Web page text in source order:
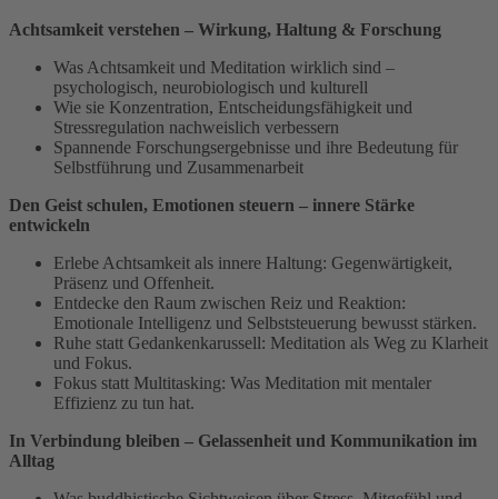
Achtsamkeit verstehen – Wirkung, Haltung & Forschung
Was Achtsamkeit und Meditation wirklich sind –
psychologisch, neurobiologisch und kulturell
Wie sie Konzentration, Entscheidungsfähigkeit und
Stressregulation nachweislich verbessern
Spannende Forschungsergebnisse und ihre Bedeutung für
Selbstführung und Zusammenarbeit
Den Geist schulen, Emotionen steuern – innere Stärke
entwickeln
Erlebe Achtsamkeit als innere Haltung: Gegenwärtigkeit,
Präsenz und Offenheit.
Entdecke den Raum zwischen Reiz und Reaktion:
Emotionale Intelligenz und Selbststeuerung bewusst stärken.
Ruhe statt Gedankenkarussell: Meditation als Weg zu Klarheit
und Fokus.
Fokus statt Multitasking: Was Meditation mit mentaler
Effizienz zu tun hat.
In Verbindung bleiben – Gelassenheit und Kommunikation im
Alltag